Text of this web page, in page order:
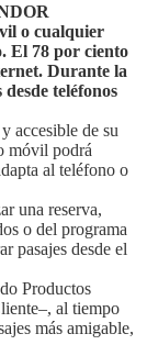
o cualquier
El 78 por ciento
Durante la
teléfonos
accesible de su
móvil podrá
al teléfono o
una reserva,
o del programa
pasajes desde el
Productos
al tiempo
más amigable,